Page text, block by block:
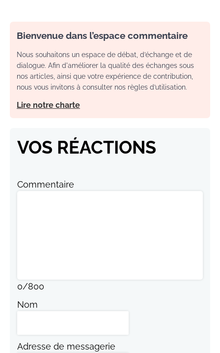
Bienvenue dans l’espace commentaire
Nous souhaitons un espace de débat, d’échange et de
dialogue. Afin d'améliorer la qualité des échanges sous
nos articles, ainsi que votre expérience de contribution,
nous vous invitons à consulter nos règles d’utilisation.
Lire notre charte
VOS RÉACTIONS
Commentaire
0/800
Nom
Adresse de messagerie